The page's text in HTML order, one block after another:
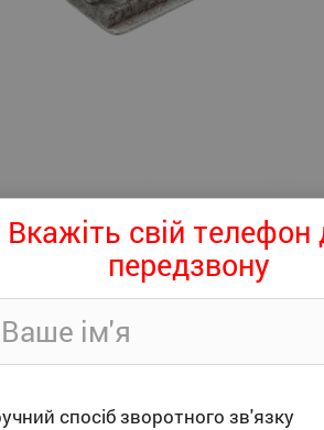
302 відгуків
Roll Air UP
жорсткість
Вкажіть свій телефон
передзвону
спосіб зворотного зв'язку